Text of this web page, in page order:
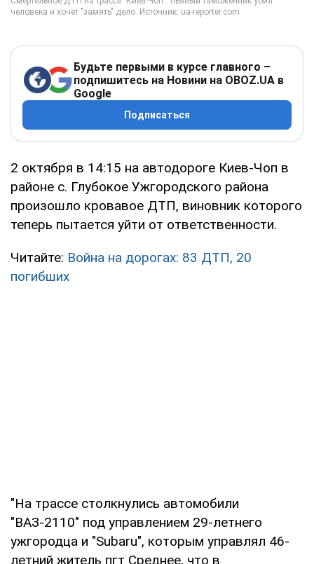
Будьте первыми в курсе главного –
подпишитесь на Новини на OBOZ.UA в
Google
Подписаться
2 октября в 14:15 на автодороге Киев-Чоп в
районе с. Глубокое Ужгородского района
произошло кровавое ДТП, виновник которого
теперь пытается уйти от ответственности.
Читайте: Война на дорогах: 83 ДТП, 20
погибших
"На трассе столкнулись автомобили
"ВАЗ-2110" под управлением 29-летнего
ужгородца и "Subaru", которым управлял 46-
летний житель пгт Среднее, что в